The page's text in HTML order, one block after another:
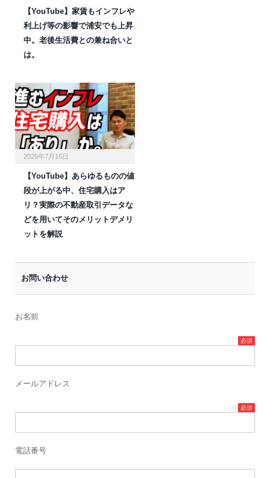
【YouTube】家賃もインフレや
利上げ等の影響で浦安でも上昇
中。老後生活費との兼ね合いと
は。
2026年7月16日
【YouTube】あらゆるものの値
段が上がる中、住宅購入はア
リ？実際の不動産取引データな
どを用いてそのメリットデメリ
ットを解説
お問い合わせ
お名前
メールアドレス
電話番号